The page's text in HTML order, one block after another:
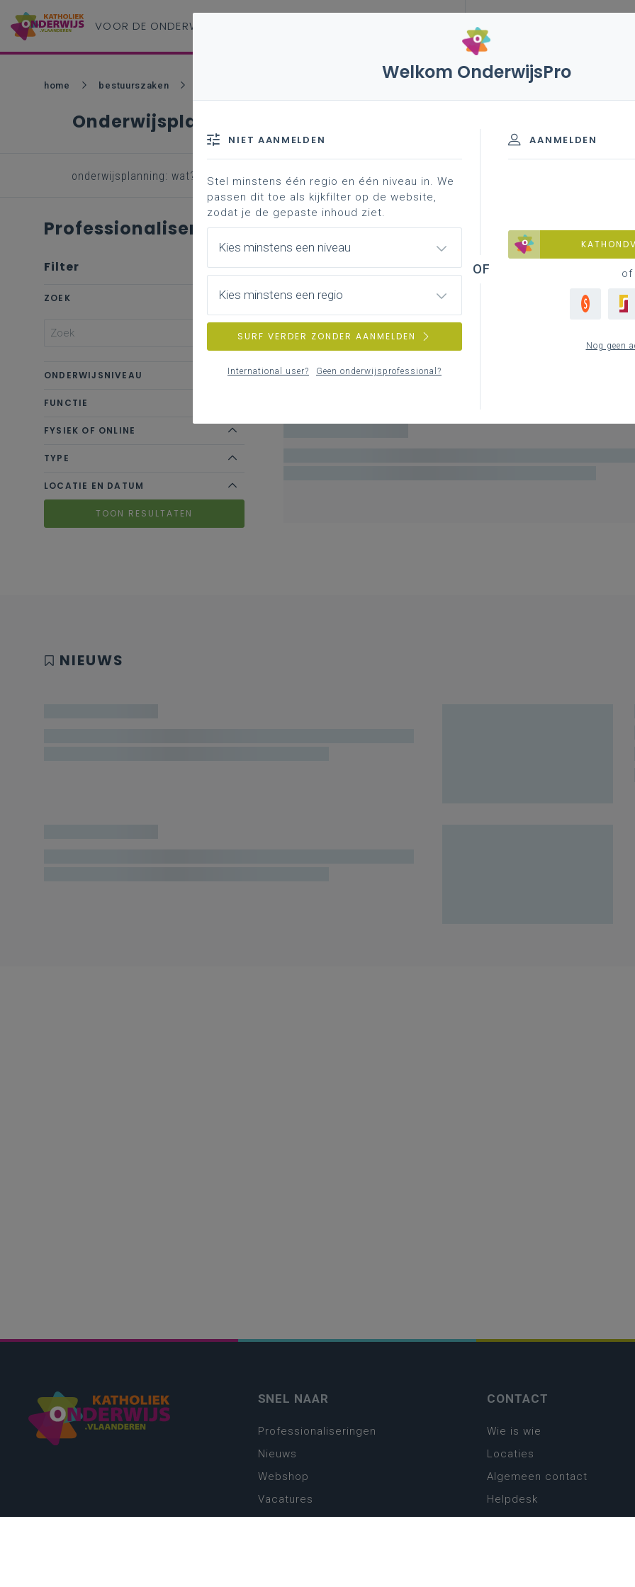
VOOR DE ONDERWIJS
home bestuurszaken
Onderwijsplanning
onderwijsplanning: wat? waarom? hoe? onderwijsplanning gewoon basisonderwijs
Professionalisering
Filter wis filter
ZOEK
ONDERWIJSNIVEAU
FUNCTIE
FYSIEK OF ONLINE
TYPE
LOCATIE EN DATUM
TOON RESULTATEN
NIEUWS
SNEL NAAR
Professionaliseringen
Nieuws
Webshop
Vacatures
CONTACT
Wie is wie
Locaties
Algemeen contact
Helpdesk
Welkom OnderwijsPro
AANMELDEN
of
Nog geen
NIET AANMELDEN
Stel minstens één regio en één niveau in. We
passen dit toe als kijkfilter op de website,
zodat je de gepaste inhoud ziet.
Kies minstens een niveau
Kies minstens een regio
SURF VERDER ZONDER AANMELDEN
International user? Geen onderwijsprofessional?